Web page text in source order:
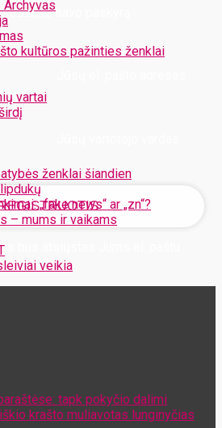
kultūros pažinties ženklai
vartai
ženklai šiandien
„fake news“ ar „zn“?
– mums ir vaikams
veikia
savo paskyrą
bus atsiųstas Jums el. paštu
tapk pokyčio dalimi
krašto muliavotas lunginyčias